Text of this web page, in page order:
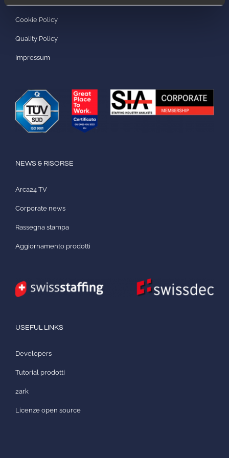
Cookie Policy
Quality Policy
Impressum
NEWS & RISORSE
Arca24 TV
Corporate news
Rassegna stampa
Aggiornamento prodotti
USEFUL LINKS
Developers
Tutorial prodotti
2ark
Licenze open source